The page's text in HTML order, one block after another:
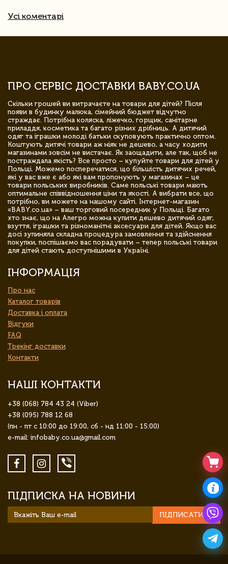
Усі коментарі
ПРО СЕРВІС ДОСТАВКИ BABY.CO.UA
Скільки грошей ви витрачаєте на товари для дітей? Після
появи в будинку малюка, сімейний бюджет відчутно
страждає. Потрібна коляска, ліжечко, горщик, санітарне
приладдя, косметика та багато різних дрібниць. А дитячий
одяг та іграшки молоді батьки скуповують практично оптом.
Коштують дитячі товари аж ніяк не дешево, а часу ходити
магазинами зовсім не вистачає. Як заощадити, але так, щоб не
постраждала якість? Все просто – купуйте товари для дітей у
Польщі. Можемо посперечатися, що більшість дитячих речей,
які у вас вже є або які вам пропонують у магазинах – це
товари польських виробників. Саме польські товари мають
оптимальне співвідношення ціни та якості. А вибрати все, що
потрібно, ви можете на нашому сайті. Інтернет-магазин
«BABY.co.ua» – ваш торговий посередник у Польщі. Багато
хто знає, що на Алегро можна купити дешево дитячий одяг,
взуття, іграшки та різноманітні аксесуари для дітей. Якщо вас
досі зупиняла складна процедура замовлення та здійснення
покупки, поспішаємо вас порадувати – тепер польські товари
для дітей стають доступнішими в Україні.
ІНФОРМАЦІЯ
Про нас
Каталог товарів
Доставка і оплата
Відгуки
FAQ
Трекінг доставки
Контакти
НАШІ КОНТАКТИ
+38 (068) 784 43 24 (Viber)
+38 (095) 788 12 68
(пн - пт с 10:00 до 19:00, сб - нд 11:00 - 15:00)
e-mail: infobaby.co.ua@gmail.com
ПІДПИСКА НА НОВИНИ
ПІДПИСАТИСЯ